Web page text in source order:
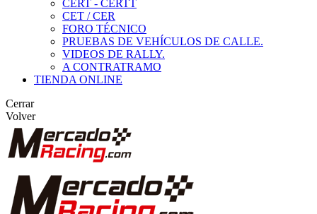
CERT - CERTT
CET / CER
FORO TÉCNICO
PRUEBAS DE VEHÍCULOS DE CALLE.
VIDEOS DE RALLY.
A CONTRATRAMO
TIENDA ONLINE
Cerrar
Volver